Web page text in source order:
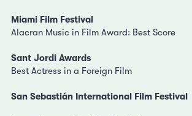
Miami Film Festival
Alacran Music in Film Award: Best Score
Sant Jordi Awards
Best Actress in a Foreign Film
San Sebastián International Film Festival